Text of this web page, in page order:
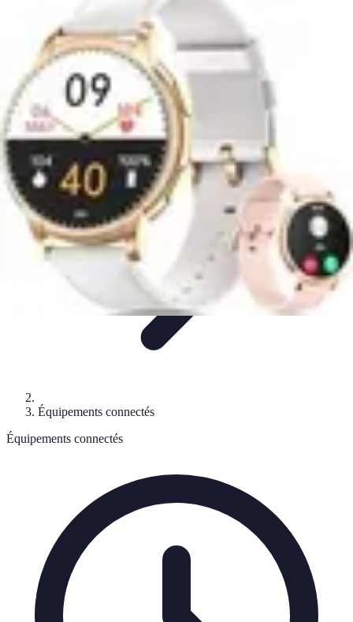
Santé Équipement
Bien-être à domicileÉquipements médicaux
domicileÉquipements de santé Équipement Médical
Santé Équipement
Équipements connectés
Équipements connectés